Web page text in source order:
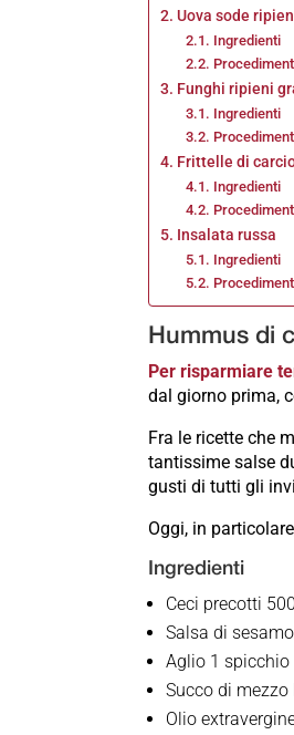
Uova sode
Ingredienti
Funghi ripieni
Ingredienti
Frittelle di
Ingredienti
Insalata russa
Ingredienti
Hummus di
Per risparmiare
dal giorno prima,
Fra le ricette che
tantissime salse
gusti di tutti gli
Oggi, in
Ingredienti
Ceci precotti
Salsa di
Aglio 1 spicchio
Succo di
Olio